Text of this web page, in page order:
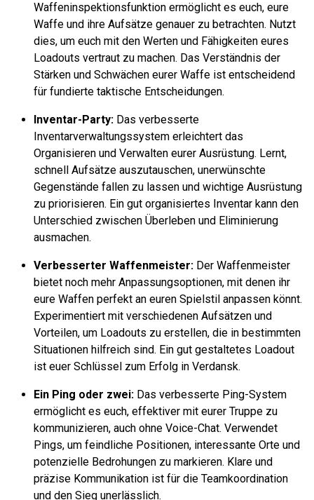
Waffeninspektionsfunktion ermöglicht es euch, eure
Waffe und ihre Aufsätze genauer zu betrachten. Nutzt
dies, um euch mit den Werten und Fähigkeiten eures
Loadouts vertraut zu machen. Das Verständnis der
Stärken und Schwächen eurer Waffe ist entscheidend
für fundierte taktische Entscheidungen.
Inventar-Party: Das verbesserte
Inventarverwaltungssystem erleichtert das
Organisieren und Verwalten eurer Ausrüstung. Lernt,
schnell Aufsätze auszutauschen, unerwünschte
Gegenstände fallen zu lassen und wichtige Ausrüstung
zu priorisieren. Ein gut organisiertes Inventar kann den
Unterschied zwischen Überleben und Eliminierung
ausmachen.
Verbesserter Waffenmeister: Der Waffenmeister
bietet noch mehr Anpassungsoptionen, mit denen ihr
eure Waffen perfekt an euren Spielstil anpassen könnt.
Experimentiert mit verschiedenen Aufsätzen und
Vorteilen, um Loadouts zu erstellen, die in bestimmten
Situationen hilfreich sind. Ein gut gestaltetes Loadout
ist euer Schlüssel zum Erfolg in Verdansk.
Ein Ping oder zwei: Das verbesserte Ping-System
ermöglicht es euch, effektiver mit eurer Truppe zu
kommunizieren, auch ohne Voice-Chat. Verwendet
Pings, um feindliche Positionen, interessante Orte und
potenzielle Bedrohungen zu markieren. Klare und
präzise Kommunikation ist für die Teamkoordination
und den Sieg unerlässlich.